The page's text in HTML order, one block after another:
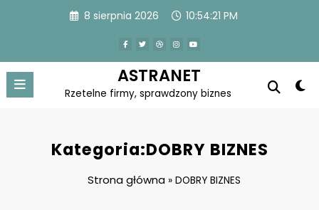
8 sierpnia 2026 10:54:22 PM
ASTRANET
Rzetelne firmy, sprawdzony biznes
Kategoria:DOBRY BIZNES
Strona główna »DOBRY BIZNES